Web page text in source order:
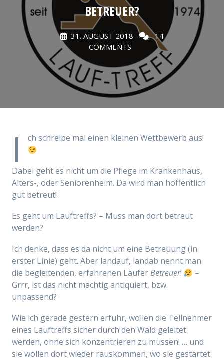
BETREUER?
31. AUGUST 2018
14
COMMENTS
I ch schreibe mal einen kleinen Wettbewerb aus!
Dabei geht es nicht um die Pflege im Krankenhaus,
Alters-, oder Seniorenheim. Da wird man hoffentlich
gut betreut!
Es geht um Lauftreffs? – Muss man dort betreut
werden?
Ich denke, dass es da nicht um eine Betreuung (in
erster Linie) geht. Aber landauf, landab nennt man
die begleitenden, erfahrenen LäuferBetreuer!
–
Grrr, ist das nicht mächtig antiquiert, bzw.
unpassend?
Wie ich gerade gestern erfuhr, wollen die Teilnehmer
eines Lauftreffs sicher durch den Wald geleitet
werden, ohne sich konzentrieren zu müssen! … und
sie wollen dort wieder rauskommen, wo sie gestartet